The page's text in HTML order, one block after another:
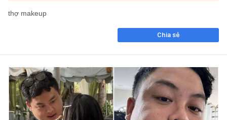
thợ makeup
Chia sẻ